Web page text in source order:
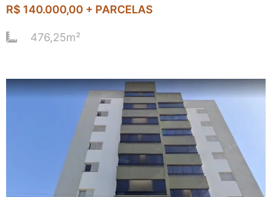
R$ 140.000,00 + PARCELAS
476,25m²